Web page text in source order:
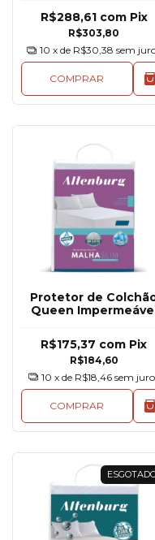
R$303,80
R$288,61 com Pix
10 x de R$30,38 sem
COMPRAR
Protetor de
Queen
R$184,60
R$175,37 com Pix
10 x de R$18,46 sem
COMPRAR